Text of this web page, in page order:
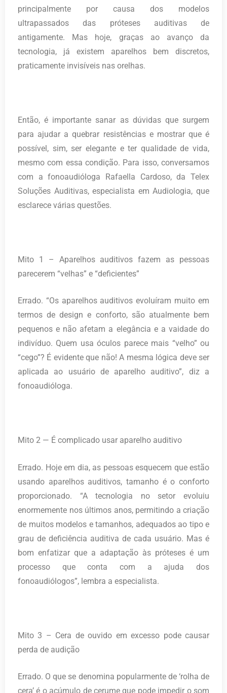
principalmente por causa dos modelos
ultrapassados das próteses auditivas de
antigamente. Mas hoje, graças ao avanço da
tecnologia, já existem aparelhos bem discretos,
praticamente invisíveis nas orelhas.
Então, é importante sanar as dúvidas que surgem
para ajudar a quebrar resistências e mostrar que é
possível, sim, ser elegante e ter qualidade de vida,
mesmo com essa condição. Para isso, conversamos
com a fonoaudióloga Rafaella Cardoso, da Telex
Soluções Auditivas, especialista em Audiologia, que
esclarece várias questões.
Mito 1 – Aparelhos auditivos fazem as pessoas
parecerem “velhas” e “deficientes”
Errado. “Os aparelhos auditivos evoluíram muito em
termos de design e conforto, são atualmente bem
pequenos e não afetam a elegância e a vaidade do
indivíduo. Quem usa óculos parece mais “velho” ou
“cego”? É evidente que não! A mesma lógica deve ser
aplicada ao usuário de aparelho auditivo”, diz a
fonoaudióloga.
Mito 2 — É complicado usar aparelho auditivo
Errado. Hoje em dia, as pessoas esquecem que estão
usando aparelhos auditivos, tamanho é o conforto
proporcionado. “A tecnologia no setor evoluiu
enormemente nos últimos anos, permitindo a criação
de muitos modelos e tamanhos, adequados ao tipo e
grau de deficiência auditiva de cada usuário. Mas é
bom enfatizar que a adaptação às próteses é um
processo que conta com a ajuda dos
fonoaudiólogos”, lembra a especialista.
Mito 3 – Cera de ouvido em excesso pode causar
perda de audição
Errado. O que se denomina popularmente de ‘rolha de
cera’ é o acúmulo de cerume que pode impedir o som